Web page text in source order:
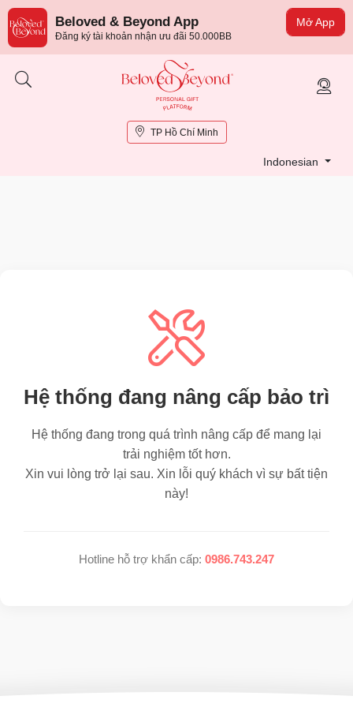
Mở App
Beloved & Beyond App
Đăng ký tài khoản nhận ưu đãi 50.000BB
TP Hồ Chí Minh
Indonesian
Hệ thống đang nâng cấp bảo trì
Hệ thống đang trong quá trình nâng cấp để mang lại
trải nghiệm tốt hơn.
Xin vui lòng trở lại sau. Xin lỗi quý khách vì sự bất tiện
này!
Hotline hỗ trợ khẩn cấp: 0986.743.247